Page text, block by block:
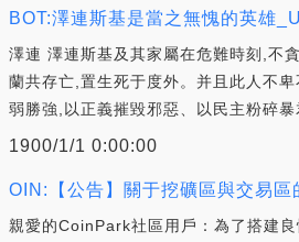
BOT:澤連斯基是當之無愧的英雄
澤連 澤連斯基及其家屬在危難時刻,不
蘭共存亡,置生死于度外。并且此人不
弱勝強,以正義摧毀邪惡、以民主粉碎暴
1900/1/1 0:00:00
OIN:【公告】關于挖礦區與交易區
親愛的CoinPark社區用戶：為了搭建